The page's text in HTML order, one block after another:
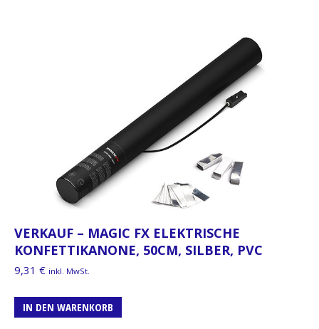
VERKAUF – MAGIC FX ELEKTRISCHE
KONFETTIKANONE, 50CM, SILBER, PVC
9,31 € inkl. MwSt.
IN DEN WARENKORB